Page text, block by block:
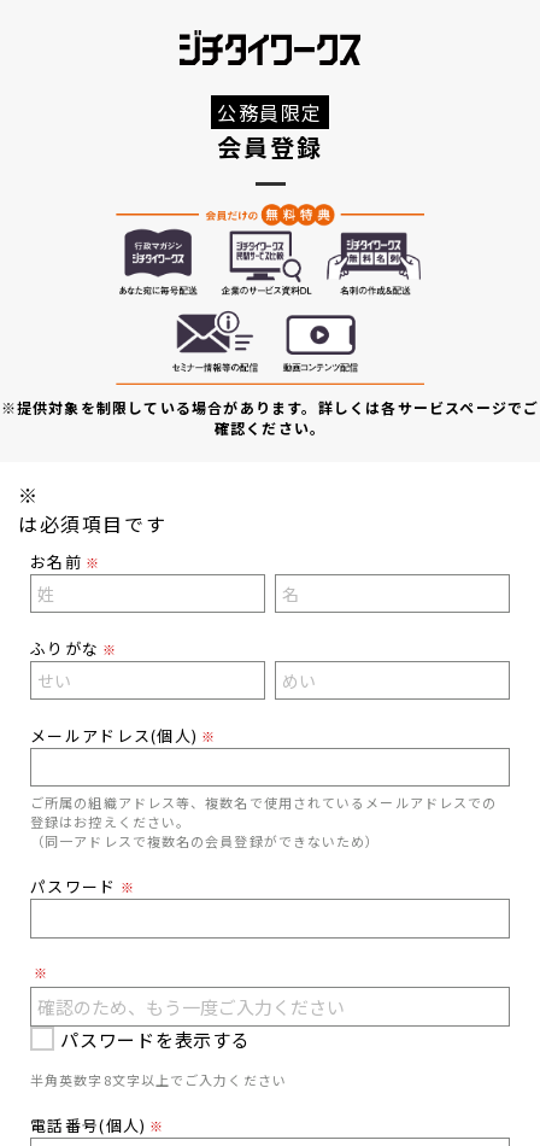
公務員限定
会員登録
※提供対象を制限している場合があります。詳しくは各サービスページでご
確認ください。
※
は必須項目です
お名前 ※
ふりがな ※
メールアドレス(個人) ※
ご所属の組織アドレス等、複数名で使用されているメールアドレスでの
登録はお控えください。
（同一アドレスで複数名の会員登録ができないため）
パスワード ※
※
パスワードを表示する
半角英数字8文字以上でご入力ください
電話番号(個人) ※